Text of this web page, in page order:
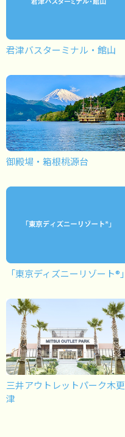
君津バスターミナル・館山
御殿場・箱根桃源台
「東京ディズニーリゾート®」
三井アウトレットパーク木更
津